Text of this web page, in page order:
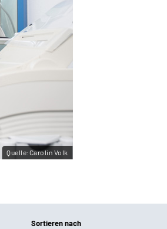
Quelle:Carolin Volk
Sortieren nach